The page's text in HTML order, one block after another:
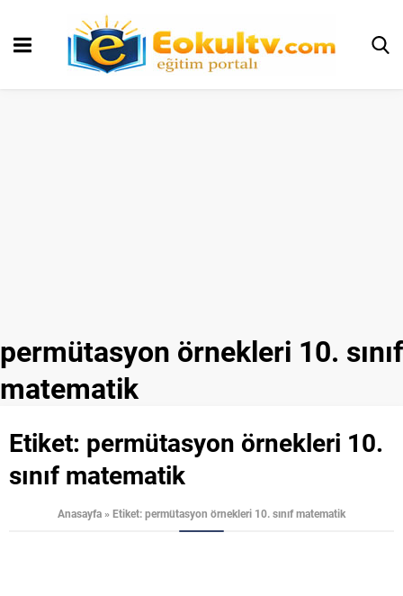
permütasyon örnekleri 10. sınıf
matematik
Etiket: permütasyon örnekleri 10.
sınıf matematik
Anasayfa » Etiket: permütasyon örnekleri 10. sınıf matematik